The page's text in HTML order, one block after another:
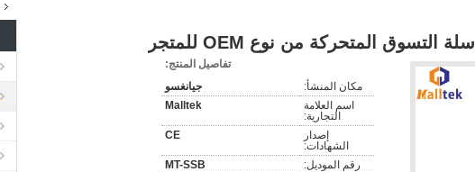
سلة التسوق المتحركة من نوع OEM للمتجر
تفاصيل المنتج:
مكان المنشأ:
جيانغسو
اسم العلامة
التجارية:
Malltek
إصدار
الشهادات:
CE
رقم الموديل: MT-SSB